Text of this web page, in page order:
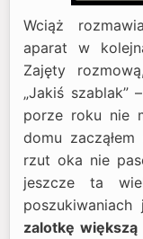
Wciąż
aparat w
Zajęty
„Jakiś szablak”
porze roku nie
domu
rzut oka nie
jeszcze ta
poszukiwaniach
zalotkę większą